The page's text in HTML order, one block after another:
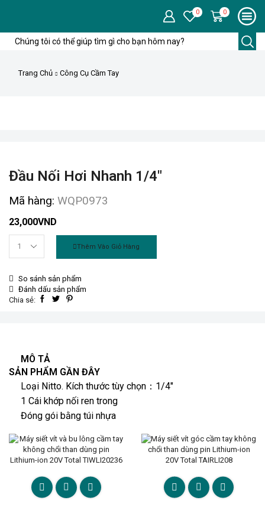
0 0
Trang Chủ Công Cụ Cầm Tay
Đầu Nối Hơi Nhanh 1/4″
Mã hàng: WQP0973
23,000VND
Thêm Vào Giỏ Hàng
So sánh sản phẩm
Đánh dấu sản phẩm
Chia sẻ:
MÔ TẢ
SẢN PHẨM GẦN ĐÂY
Loại Nitto. Kích thước tùy chọn：1/4″
1 Cái khớp nối ren trong
Đóng gói bằng túi nhựa